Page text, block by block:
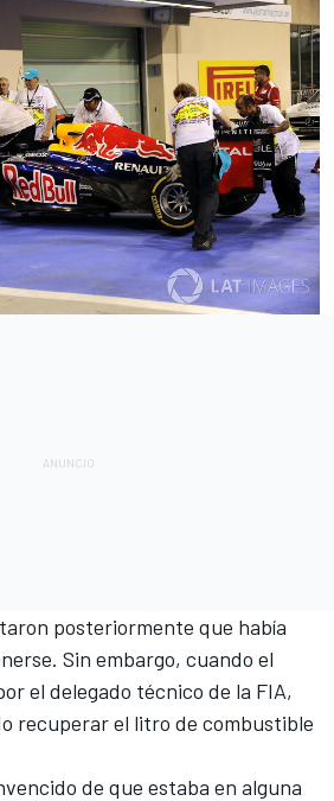
posteriormente que había
Sin embargo, cuando el
el delegado técnico de la FIA,
recuperar el litro de combustible
de que estaba en alguna